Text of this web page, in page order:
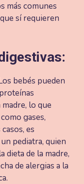
más comunes
sí requieren
bebés pueden
lo que
gases,
es
pediatra, quien
dieta de la madre,
de alergias a la